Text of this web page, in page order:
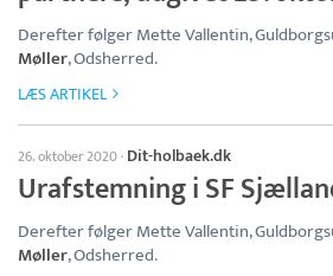
Derefter følger Mette Vallentin,
Møller, Odsherred.
LÆS ARTIKEL
26. oktober 2020· Dit-holbaek.dk
Urafstemning i SF
Derefter følger Mette Vallentin,
Møller, Odsherred.